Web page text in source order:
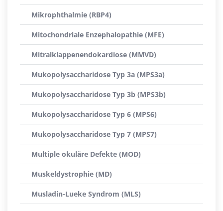
Mikrophthalmie (RBP4)
Mitochondriale Enzephalopathie (MFE)
Mitralklappenendokardiose (MMVD)
Mukopolysaccharidose Typ 3a (MPS3a)
Mukopolysaccharidose Typ 3b (MPS3b)
Mukopolysaccharidose Typ 6 (MPS6)
Mukopolysaccharidose Typ 7 (MPS7)
Multiple okuläre Defekte (MOD)
Muskeldystrophie (MD)
Musladin-Lueke Syndrom (MLS)